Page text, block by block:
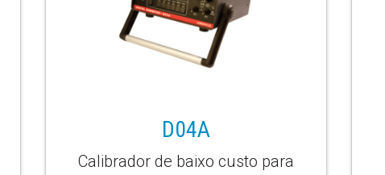
D04A
Calibrador de baixo custo para